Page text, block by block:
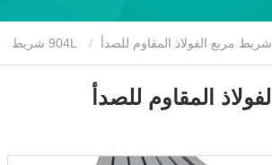
شريط مربع الفولاذ المقاوم للصدأ 904L شريط